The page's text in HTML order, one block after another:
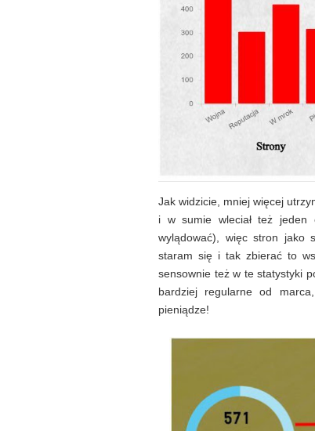
Jak widzicie, mniej więcej
i w sumie wleciał też jeden
wylądować), więc stron jako
staram się i tak zbierać to
sensownie też w te statystyki
bardziej regularne od
pieniądze!